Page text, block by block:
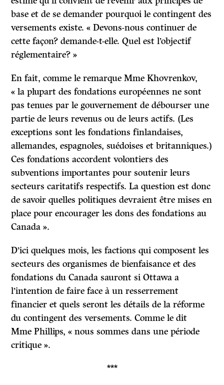
base et de se demander pourquoi le contingent des
versements existe. « Devons-nous continuer de
cette façon? demande-t-elle. Quel est l’objectif
réglementaire? »
En fait, comme le remarque Mme Khovrenkov,
« la plupart des fondations européennes ne sont
pas tenues par le gouvernement de débourser une
partie de leurs revenus ou de leurs actifs. (Les
exceptions sont les fondations finlandaises,
allemandes, espagnoles, suédoises et britanniques.)
Ces fondations accordent volontiers des
subventions importantes pour soutenir leurs
secteurs caritatifs respectifs. La question est donc
de savoir quelles politiques devraient être mises en
place pour encourager les dons des fondations au
Canada ».
D’ici quelques mois, les factions qui composent les
secteurs des organismes de bienfaisance et des
fondations du Canada sauront si Ottawa a
l’intention de faire face à un resserrement
financier et quels seront les détails de la réforme
du contingent des versements. Comme le dit
Mme Phillips, « nous sommes dans une période
critique ».
***